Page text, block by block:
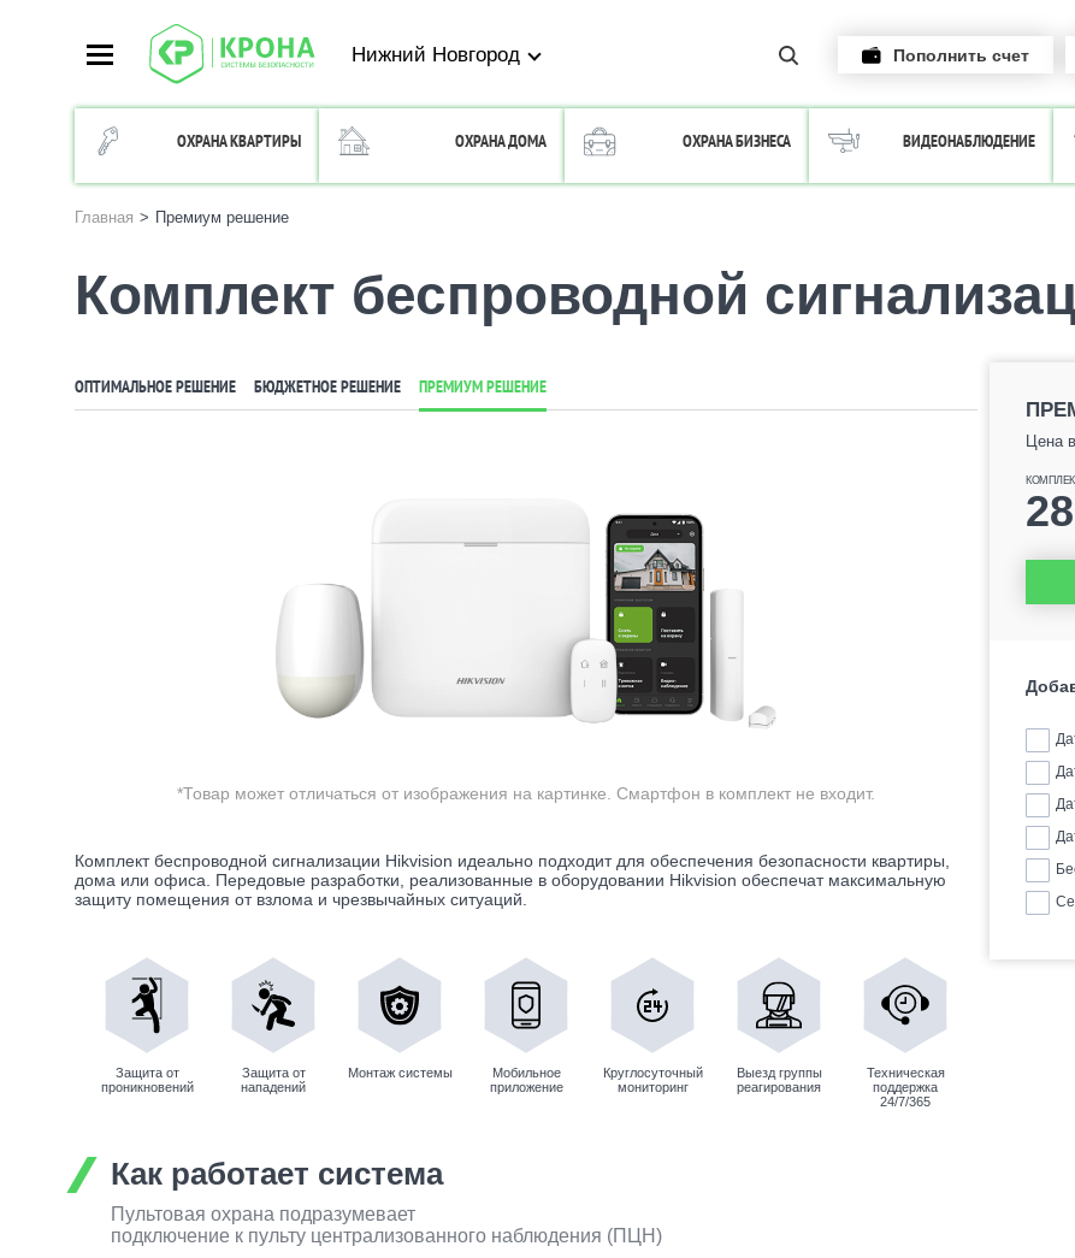
Нижний Новгород Пополнить счет
ОХРАНА КВАРТИРЫ ОХРАНА ДОМА ОХРАНА БИЗНЕСА ВИДЕОНАБЛЮДЕНИЕ
Главная > Премиум решение
Комплект беспроводной
ОПТИМАЛЬНОЕ РЕШЕНИЕ БЮДЖЕТНОЕ РЕШЕНИЕ ПРЕМИУМ РЕШЕНИЕ
*Товар может отличаться от изображения на картинке. Смартфон в комплект не входит.
Комплект беспроводной сигнализации Hikvision идеально подходит для обеспечения безопасности квартиры,
дома или офиса. Передовые разработки, реализованные в оборудовании Hikvision обеспечат максимальную
защиту помещения от взлома и чрезвычайных ситуаций.
Защита от
проникновений
Защита от
нападений
Монтаж системы
Мобильное
приложение
Круглосуточный
мониторинг
Выезд группы
реагирования
Техническая
поддержка
24/7/365
Как работает система
Пультовая охрана подразумевает
подключение к пульту централизованного наблюдения (ПЦН)
Цена